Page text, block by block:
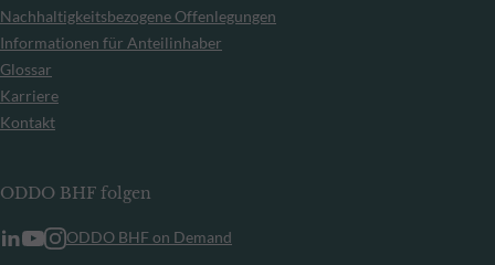
Nachhaltigkeitsbezogene Offenlegungen
Informationen für Anteilinhaber
Glossar
Karriere
Kontakt
ODDO BHF folgen
ODDO BHF on Demand